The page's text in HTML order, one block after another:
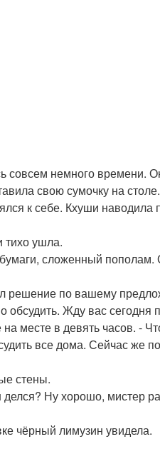
совсем немного времени.
свою сумочку на столе.
к себе. Кхуши наводила
тихо ушла.
бумаги, сложенный пополам.
решение по вашему
обсудить. Жду вас сегодня
месте в девять часов. -
все дома. Сейчас же
стены.
Ну хорошо, мистер
чёрный лимузин увидела.